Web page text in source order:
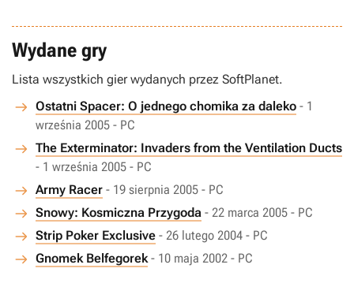
Wydane gry
Lista wszystkich gier wydanych przez SoftPlanet.
Ostatni Spacer: O jednego chomika za daleko - 1
września 2005 - PC
The Exterminator: Invaders from the Ventilation Ducts
- 1 września 2005 - PC
Army Racer - 19 sierpnia 2005 - PC
Snowy: Kosmiczna Przygoda - 22 marca 2005 - PC
Strip Poker Exclusive - 26 lutego 2004 - PC
Gnomek Belfegorek - 10 maja 2002 - PC